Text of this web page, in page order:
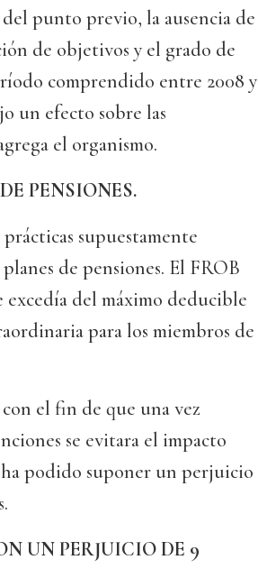
punto previo, la ausencia de
de objetivos y el grado de
comprendido entre 2008 y
un efecto sobre las
el organismo.
PENSIONES.
supuestamente
de pensiones. El FROB
excedía del máximo deducible
para los miembros de
el fin de que una vez
se evitara el impacto
ha podido suponer un perjuicio
UN PERJUICIO DE 9